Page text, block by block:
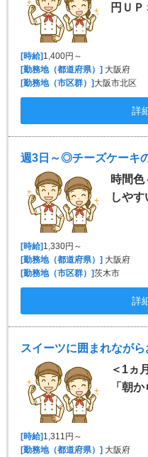
円Ｕ
[時給] 1,400円～
[勤務地（都道府県）] 大阪府
[勤務地（市区群）] 大阪市北区
詳
週3日～◎チーズケーキ
時間色
しや
[時給] 1,330円～
[勤務地（都道府県）] 大阪府
[勤務地（市区群）]茨木市
詳
＜1ヵ
「朝
[時給]1,311円～
[勤務地（都道府県）]大阪府